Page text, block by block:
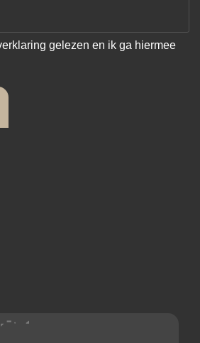
gelezen en ik ga hiermee